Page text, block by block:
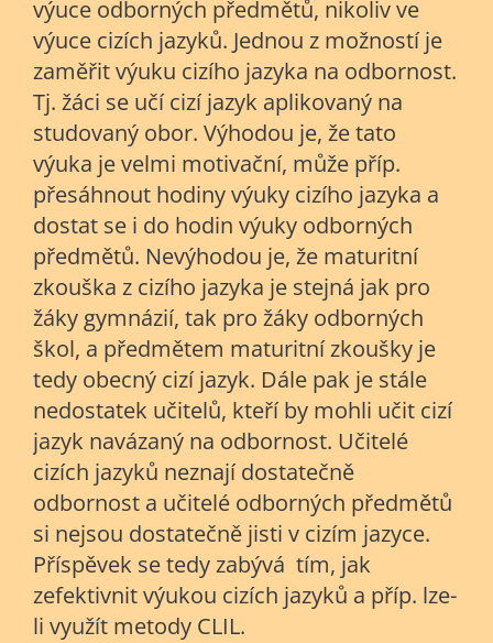
výuce odborných předmětů, nikoliv ve
výuce cizích jazyků. Jednou z možností je
zaměřit výuku cizího jazyka na odbornost.
Tj. žáci se učí cizí jazyk aplikovaný na
studovaný obor. Výhodou je, že tato
výuka je velmi motivační, může příp.
přesáhnout hodiny výuky cizího jazyka a
dostat se i do hodin výuky odborných
předmětů. Nevýhodou je, že maturitní
zkouška z cizího jazyka je stejná jak pro
žáky gymnázií, tak pro žáky odborných
škol, a předmětem maturitní zkoušky je
tedy obecný cizí jazyk. Dále pak je stále
nedostatek učitelů, kteří by mohli učit cizí
jazyk navázaný na odbornost. Učitelé
cizích jazyků neznají dostatečně
odbornost a učitelé odborných předmětů
si nejsou dostatečně jisti v cizím jazyce.
Příspěvek se tedy zabývá tím, jak
zefektivnit výukou cizích jazyků a příp. lze-
li využít metody CLIL.